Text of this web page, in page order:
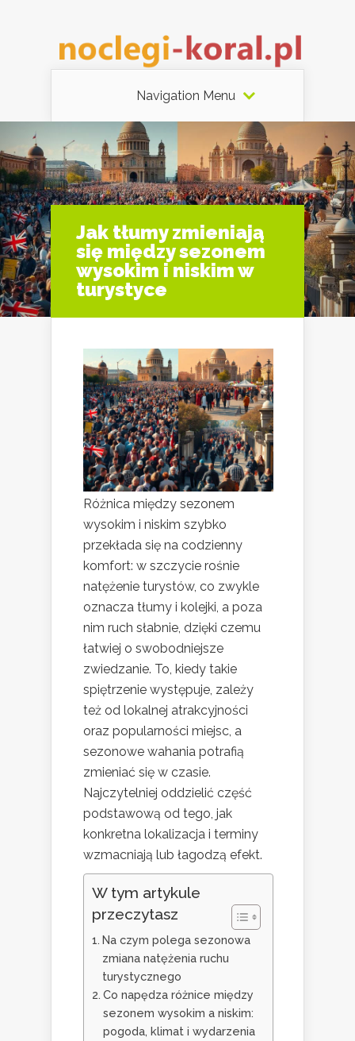
Navigation Menu
Jak tłumy zmieniają
się między sezonem
wysokim i niskim w
turystyce
Różnica między sezonem
wysokim i niskim szybko
przekłada się na codzienny
komfort: w szczycie rośnie
natężenie turystów, co zwykle
oznacza tłumy i kolejki, a poza
nim ruch słabnie, dzięki czemu
łatwiej o swobodniejsze
zwiedzanie. To, kiedy takie
spiętrzenie występuje, zależy
też od lokalnej atrakcyjności
oraz popularności miejsc, a
sezonowe wahania potrafią
zmieniać się w czasie.
Najczytelniej oddzielić część
podstawową od tego, jak
konkretna lokalizacja i terminy
wzmacniają lub łagodzą efekt.
W tym artykule
przeczytasz
Na czym polega sezonowa
zmiana natężenia ruchu
turystycznego
Co napędza różnice między
sezonem wysokim a niskim:
pogoda, klimat i wydarzenia